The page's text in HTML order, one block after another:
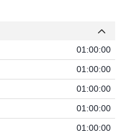
01:00:00
01:00:00
01:00:00
01:00:00
01:00:00